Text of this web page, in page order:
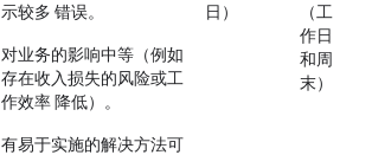
示较多 错误。
对业务的影响中等（例如
存在收入损失的风险或工
作效率 降低）。
有易于实施的解决方法可
日）
（工
作日
和周
末）